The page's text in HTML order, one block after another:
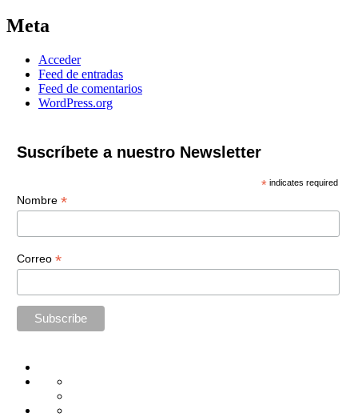
Meta
Acceder
Feed de entradas
Feed de comentarios
WordPress.org
Suscríbete a nuestro Newsletter
* indicates required
Nombre *
Correo *
Administración
Capacitación